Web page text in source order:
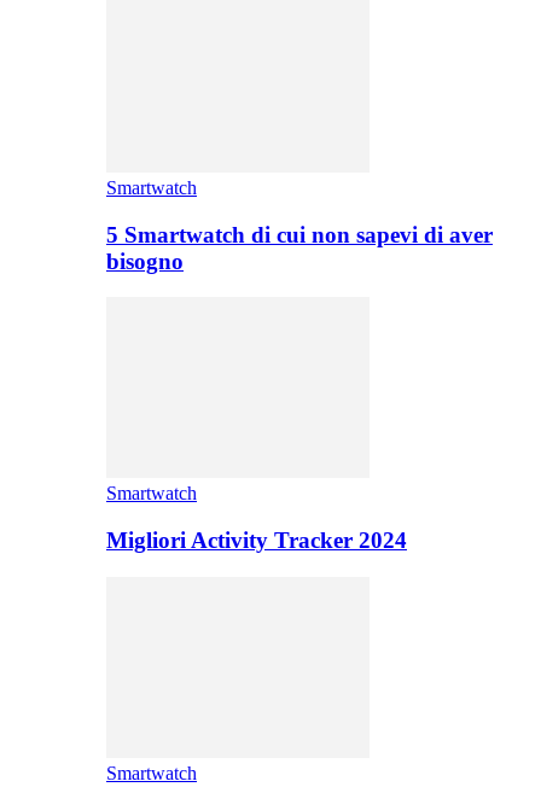
Smartwatch
5 Smartwatch di cui non sapevi di aver
bisogno
Smartwatch
Migliori Activity Tracker 2024
Smartwatch